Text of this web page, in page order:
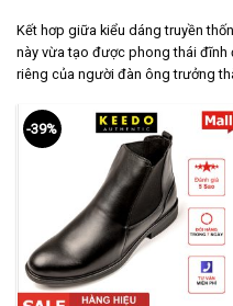
Kết hơp giữa kiểu dáng truyền
này vừa tạo được phong thái đĩnh
riêng của người đàn ông trưởng
-39%